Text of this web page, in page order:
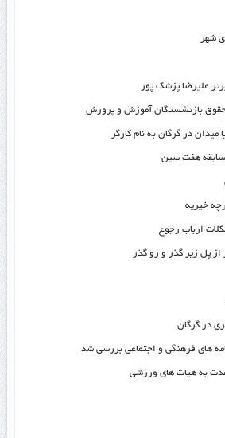
علیرضا پزشک پور
بازنشستگان آموزش و پرورش
میدان در گرگان به نام کارگر
هفت سین
خیریه
ارباب رجوع
از پل زیر گذر و رو گذر
در گرگان
های فرهنگی و اجتماعی بررسی شد